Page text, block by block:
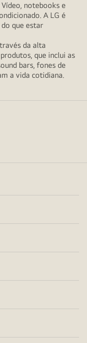
notebooks e
A LG é
que estar
da alta
que inclui as
bars, fones de
a vida cotidiana.